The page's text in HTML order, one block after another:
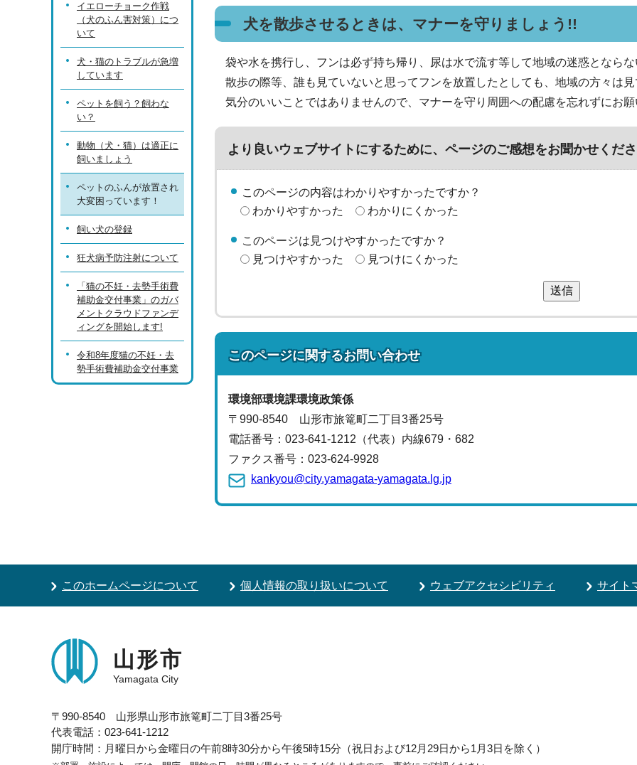
犬を散歩させるときは、マナーを守りましょう!!
袋や水を携行し、フンは必ず持ち帰り、尿は水で流す等して地域の迷惑となら
散歩の際等、誰も見ていないと思ってフンを放置したとしても、地域の方々は
気分のいいことではありませんので、マナーを守り周囲への配慮を忘れずにお
より良いウェブサイトにするために、ページのご感想をお聞かせくだ
このページの内容はわかりやすかったですか？
わかりやすかった
わかりにくかった
このページは見つけやすかったですか？
見つけやすかった
見つけにくかった
送信
このページに関するお問い合わせ
環境部環境課環境政策係
〒990-8540 山形市旅篭町二丁目3番25号
電話番号： 023-641-1212（代表） 内線679・682
ファクス番号：023-624-9928
kankyou@city.yamagata-yamagata.lg.jp
イエローチョーク作戦
（犬のふん害対策）につ
いて
犬・猫のトラブルが急増
しています
ペットを飼う？飼わな
い？
動物（犬・猫）は適正に
飼いましょう
ペットのふんが放置され
大変困っています！
飼い犬の登録
狂犬病予防注射について
「猫の不妊・去勢手術費
補助金交付事業」のガバ
メントクラウドファンデ
ィングを開始します!
令和8年度猫の不妊・去
勢手術費補助金交付事業
このホームページについて 個人情報の取り扱いについて ウェブアクセシビリティ サイト
山形市
Yamagata City
〒990-8540 山形県山形市旅篭町二丁目3番25号
代表電話：023-641-1212
開庁時間：月曜日から金曜日の午前8時30分から午後5時15分（祝日および12月29日から1月3日を除く）